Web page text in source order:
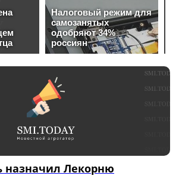
назначил Лекорню